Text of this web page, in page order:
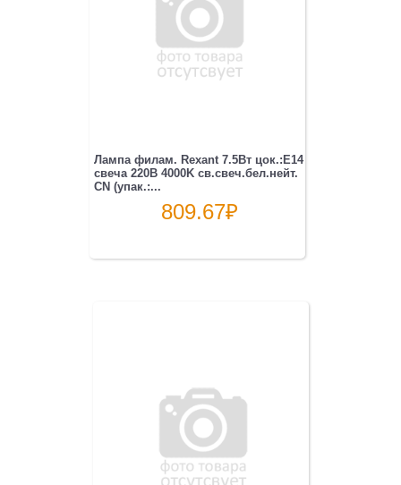
Лампа филам. Rexant 7.5Вт цок.:E14
свеча 220B 4000K св.свеч.бел.нейт.
CN (упак.:...
809.67₽